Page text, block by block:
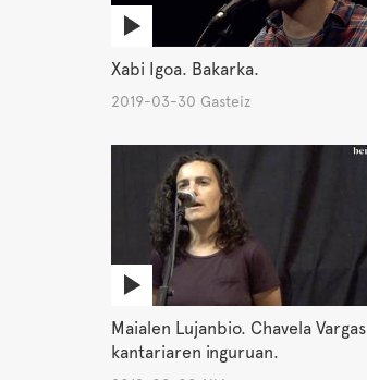
Xabi Igoa. Bakarka.
2019-03-30 Gasteiz
Maialen Lujanbio. Chavela Vargas
kantariaren inguruan.